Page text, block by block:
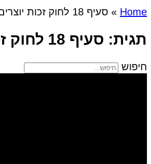
Home
» סעיף 18 לחוק זכות יוצרים
תגית: סעיף 18 לחוק זכות יוצרים
חיפוש